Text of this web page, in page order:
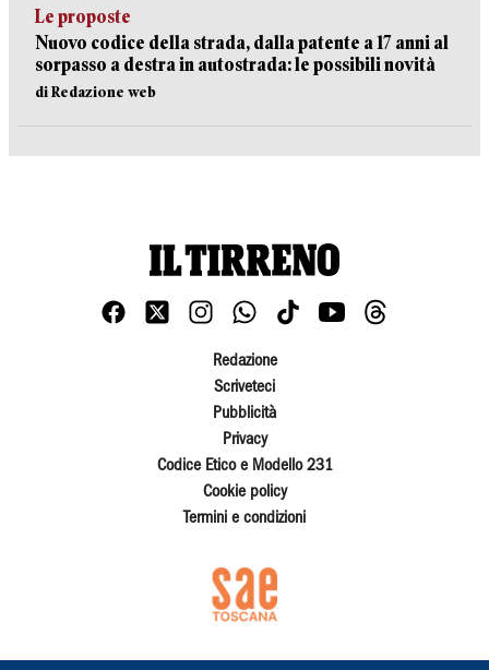
Le proposte
Nuovo codice della strada, dalla patente a 17 anni al
sorpasso a destra in autostrada: le possibili novità
di Redazione web
Redazione
Scriveteci
Pubblicità
Privacy
Codice Etico e Modello 231
Cookie policy
Termini e condizioni